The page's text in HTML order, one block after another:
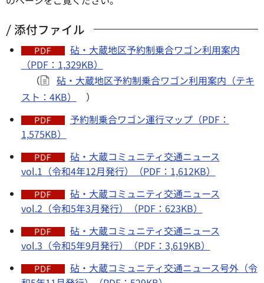
添付ファイル
砧・大蔵地区予約制乗合ワゴン利用案内
（PDF：1,329KB）
（
砧・大蔵地区予約制乗合ワゴン利用案内（テキ
スト：4KB）
）
予約制乗合ワゴン運行マップ（PDF：
1,575KB）
砧・大蔵コミュニティ交通ニュース
vol.1（令和4年12月発行）（PDF：1,612KB）
砧・大蔵コミュニティ交通ニュース
vol.2（令和5年3月発行）（PDF：623KB）
砧・大蔵コミュニティ交通ニュース
vol.3（令和5年9月発行）（PDF：3,619KB）
砧・大蔵コミュニティ交通ニュース号外（令